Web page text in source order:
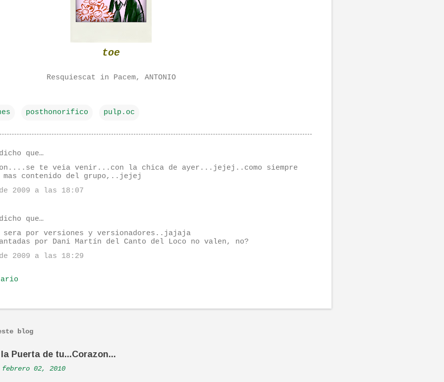
toe
Resquiescat in Pacem, ANTONIO
posthonorifico pulp.oc
que…
te veia venir...con la chica de ayer...jejej..como siempre
contenido del grupo,..jejej
2009 a las 18:07
que…
sera por versiones y versionadores..jajaja
por Dani Martín del Canto del Loco no valen, no?
2009 a las 18:29
blog
Puerta de tu...Corazon...
febrero 02, 2010